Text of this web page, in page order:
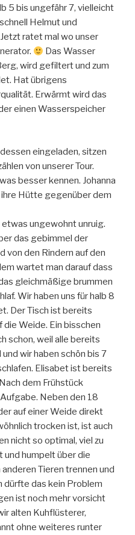
5 bis ungefähr 7, vielleicht
Helmut und
ratet mal wo unser
Das Wasser
wird gefiltert und zum
Hat übrigens
Erwärmt wird das
einen Wasserspeicher
eingeladen, sitzen
von unserer Tour.
besser kennen. Johanna
ihre Hütte gegenüber dem
ungewohnt unruig.
das gebimmel der
von den Rindern auf den
wartet man darauf dass
gleichmäßige brummen
Wir haben uns für halb 8
Der Tisch ist bereits
Weide. Ein bisschen
schon, weil alle bereits
wir haben schön bis 7
Elisabet ist bereits
dem Frühstück
Neben den 18
auf einer Weide direkt
trocken ist, ist auch
nicht so optimal, viel zu
und humpelt über die
Tieren trennen und
dürfte das kein Problem
ist noch mehr vorsicht
alten Kuhflüsterer,
ohne weiteres runter